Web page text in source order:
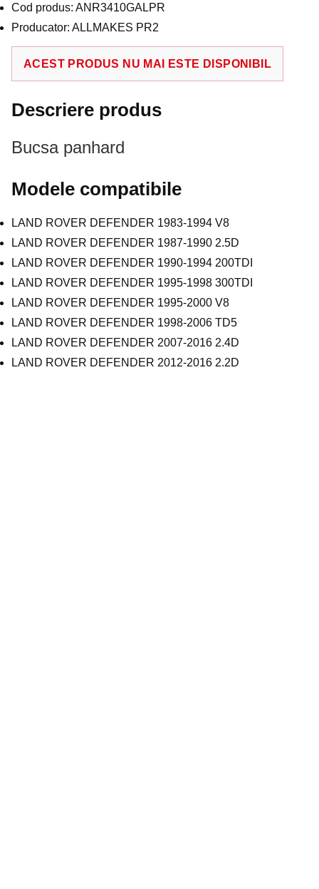
Cod produs: ANR3410GALPR
Producator: ALLMAKES PR2
ACEST PRODUS NU MAI ESTE DISPONIBIL
Descriere produs
Bucsa panhard
Modele compatibile
LAND ROVER DEFENDER 1983-1994 V8
LAND ROVER DEFENDER 1987-1990 2.5D
LAND ROVER DEFENDER 1990-1994 200TDI
LAND ROVER DEFENDER 1995-1998 300TDI
LAND ROVER DEFENDER 1995-2000 V8
LAND ROVER DEFENDER 1998-2006 TD5
LAND ROVER DEFENDER 2007-2016 2.4D
LAND ROVER DEFENDER 2012-2016 2.2D